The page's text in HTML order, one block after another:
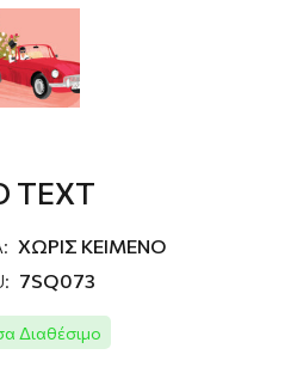
TEXT
ΧΩΡΙΣ ΚΕΙΜΕΝΟ
7SQ073
Διαθέσιμο